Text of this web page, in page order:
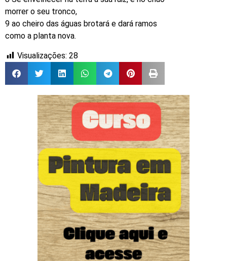
morrer o seu tronco,
9 ao cheiro das águas brotará e dará ramos
como a planta nova.
Visualizações: 28